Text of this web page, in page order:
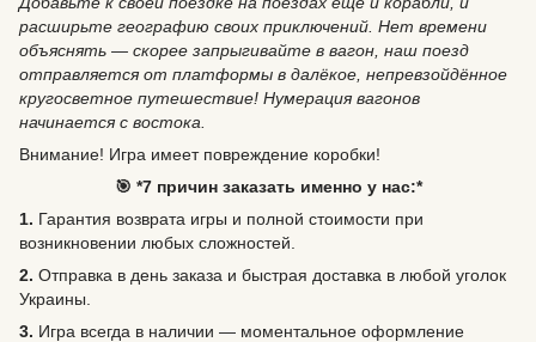
расширьте географию своих приключений. Нет времени
объяснять — скорее запрыгивайте в вагон, наш поезд
отправляется от платформы в далёкое, непревзойдённое
кругосветное путешествие! Нумерация вагонов
начинается с востока.
Внимание! Игра имеет повреждение коробки!
🎯 *7 причин заказать именно у нас:*
1. Гарантия возврата игры и полной стоимости при
возникновении любых сложностей.
2. Отправка в день заказа и быстрая доставка в любой уголок
Украины.
3. Игра всегда в наличии — моментальное оформление